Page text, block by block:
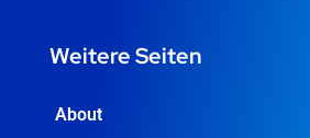
Weitere Seiten
About